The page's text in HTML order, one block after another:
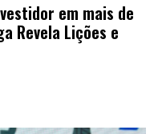
em mais de
Revela Lições e